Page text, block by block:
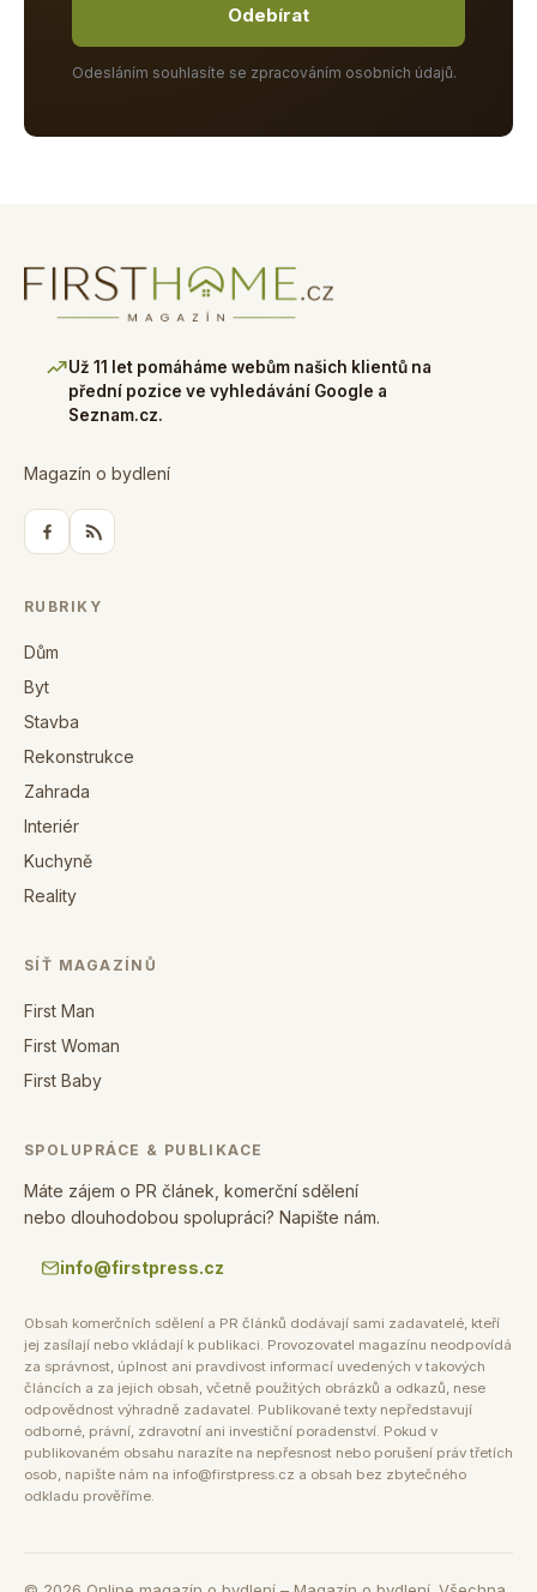
Odebírat
Odesláním souhlasíte se zpracováním osobních údajů.
Už 11 let pomáháme webům našich klientů na
přední pozice ve vyhledávání Google a
Seznam.cz.
Magazín o bydlení
RUBRIKY
Dům
Byt
Stavba
Rekonstrukce
Zahrada
Interiér
Kuchyně
Reality
SÍŤ MAGAZÍNŮ
First Man
First Woman
First Baby
SPOLUPRÁCE & PUBLIKACE
Máte zájem o PR článek, komerční sdělení
nebo dlouhodobou spolupráci? Napište nám.
info@firstpress.cz
Obsah komerčních sdělení a PR článků dodávají sami zadavatelé, kteří
jej zasílají nebo vkládají k publikaci. Provozovatel magazínu neodpovídá
za správnost, úplnost ani pravdivost informací uvedených v takových
článcích a za jejich obsah, včetně použitých obrázků a odkazů, nese
odpovědnost výhradně zadavatel. Publikované texty nepředstavují
odborné, právní, zdravotní ani investiční poradenství. Pokud v
publikovaném obsahu narazíte na nepřesnost nebo porušení práv třetích
osob, napište nám na info@firstpress.cz a obsah bez zbytečného
odkladu prověříme.